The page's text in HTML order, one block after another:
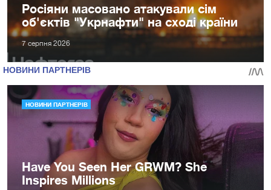
Росіяни масовано атакували сім
об'єктів "Укрнафти" на сході країни
7 серпня 2026